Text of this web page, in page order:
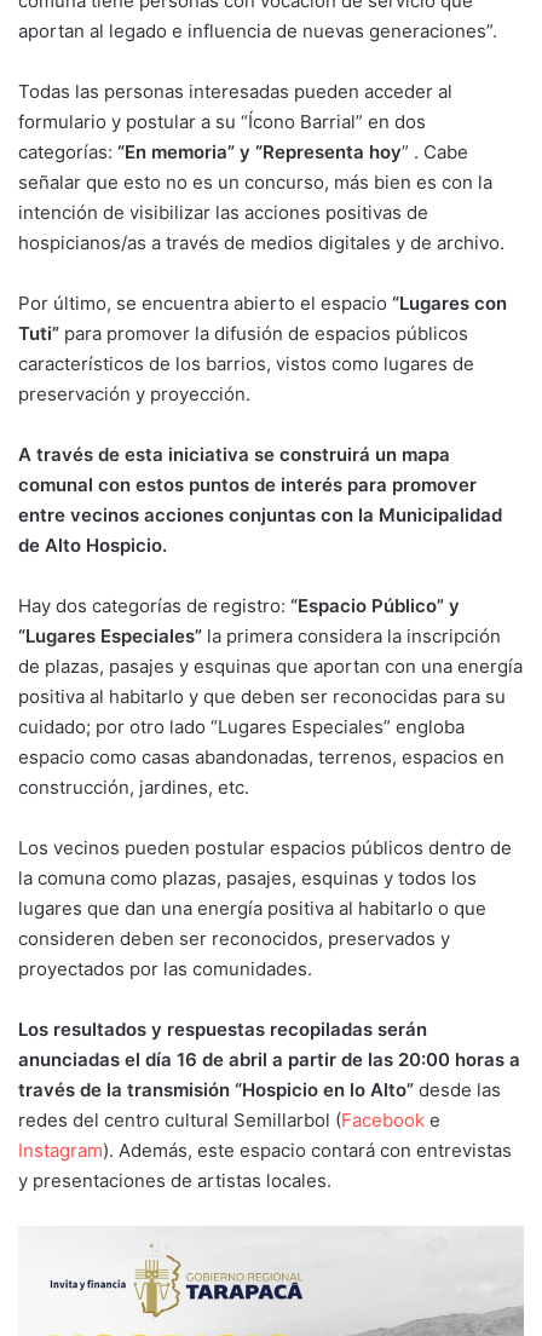
aportan al legado e influencia de nuevas generaciones”.
Todas las personas interesadas pueden acceder al
formulario y postular a su “Ícono Barrial” en dos
categorías: “En memoria” y “Representa hoy” . Cabe
señalar que esto no es un concurso, más bien es con la
intención de visibilizar las acciones positivas de
hospicianos/as a través de medios digitales y de archivo.
Por último, se encuentra abierto el espacio “Lugares con
Tuti” para promover la difusión de espacios públicos
característicos de los barrios, vistos como lugares de
preservación y proyección.
A través de esta iniciativa se construirá un mapa
comunal con estos puntos de interés para promover
entre vecinos acciones conjuntas con la Municipalidad
de Alto Hospicio.
Hay dos categorías de registro: “Espacio Público” y
“Lugares Especiales” la primera considera la inscripción
de plazas, pasajes y esquinas que aportan con una energía
positiva al habitarlo y que deben ser reconocidas para su
cuidado; por otro lado “Lugares Especiales” engloba
espacio como casas abandonadas, terrenos, espacios en
construcción, jardines, etc.
Los vecinos pueden postular espacios públicos dentro de
la comuna como plazas, pasajes, esquinas y todos los
lugares que dan una energía positiva al habitarlo o que
consideren deben ser reconocidos, preservados y
proyectados por las comunidades.
Los resultados y respuestas recopiladas serán
anunciadas el día 16 de abril a partir de las 20:00 horas a
través de la transmisión “Hospicio en lo Alto” desde las
redes del centro cultural Semillarbol (Facebook e
Instagram). Además, este espacio contará con entrevistas
y presentaciones de artistas locales.